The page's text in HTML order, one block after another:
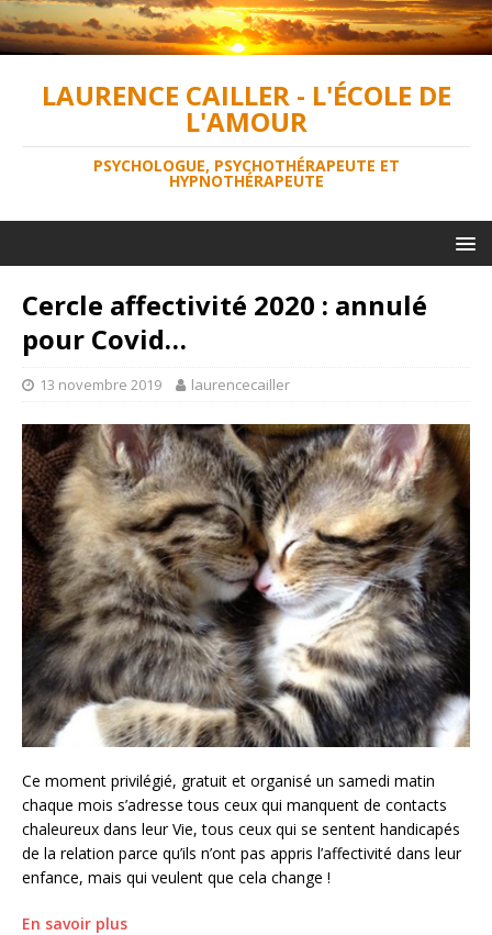
LAURENCE CAILLER - L'ÉCOLE DE
L'AMOUR
PSYCHOLOGUE, PSYCHOTHÉRAPEUTE ET
HYPNOTHÉRAPEUTE
Cercle affectivité 2020 : annulé
pour Covid…
13 novembre 2019 laurencecailler
Ce moment privilégié, gratuit et organisé un samedi matin
chaque mois s’adresse tous ceux qui manquent de contacts
chaleureux dans leur Vie, tous ceux qui se sentent handicapés
de la relation parce qu’ils n’ont pas appris l’affectivité dans leur
enfance, mais qui veulent que cela change !
En savoir plus